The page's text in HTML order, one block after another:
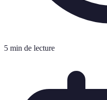
5 min de lecture